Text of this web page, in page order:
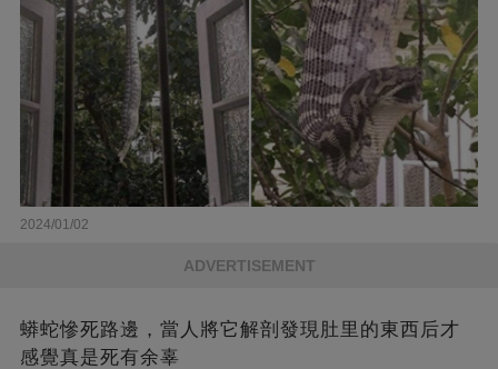
2024/01/02
ADVERTISEMENT
蟒蛇慘死路邊，當人將它解剖發現肚里的東西后才
感覺真是死有余辜